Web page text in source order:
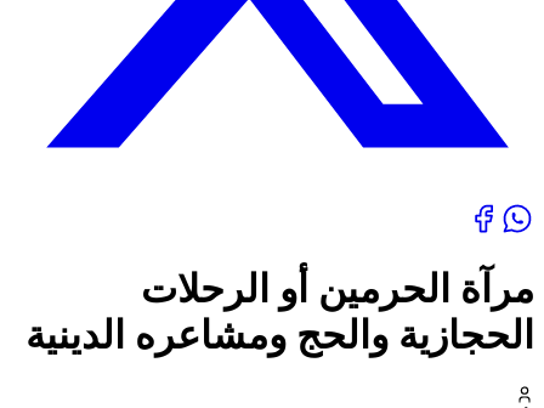
مرآة الحرمين أو الرحلات
الحجازية والحج ومشاعره الدينية